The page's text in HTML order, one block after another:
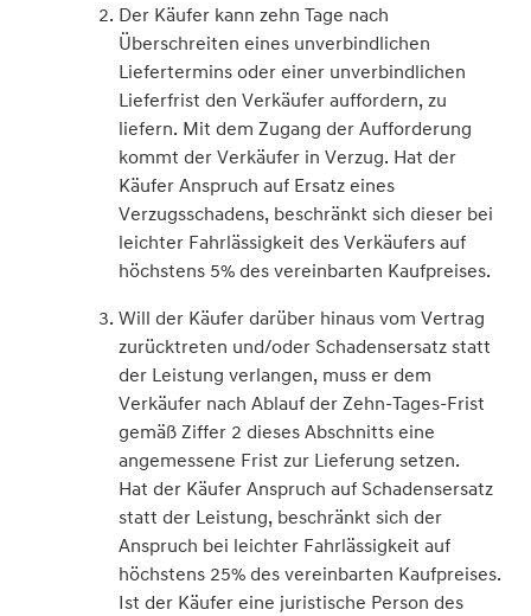
Der Käufer kann zehn Tage nach
Überschreiten eines unverbindlichen
Liefertermins oder einer unverbindlichen
Lieferfrist den Verkäufer auffordern, zu
liefern. Mit dem Zugang der Aufforderung
kommt der Verkäufer in Verzug. Hat der
Käufer Anspruch auf Ersatz eines
Verzugsschadens, beschränkt sich dieser bei
leichter Fahrlässigkeit des Verkäufers auf
höchstens 5% des vereinbarten Kaufpreises.
Will der Käufer darüber hinaus vom Vertrag
zurücktreten und/oder Schadensersatz statt
der Leistung verlangen, muss er dem
Verkäufer nach Ablauf der Zehn-Tages-Frist
gemäß Ziffer 2 dieses Abschnitts eine
angemessene Frist zur Lieferung setzen.
Hat der Käufer Anspruch auf Schadensersatz
statt der Leistung, beschränkt sich der
Anspruch bei leichter Fahrlässigkeit auf
höchstens 25% des vereinbarten Kaufpreises.
Ist der Käufer eine juristische Person des